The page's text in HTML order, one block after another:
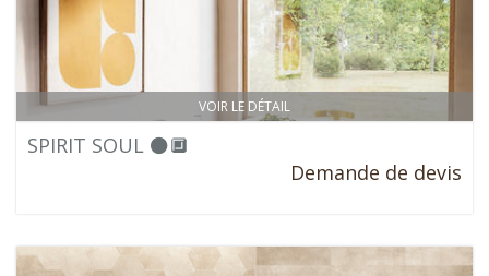
VOIR LE DÉTAIL
SPIRIT SOUL ⚫🔲
Demande de devis